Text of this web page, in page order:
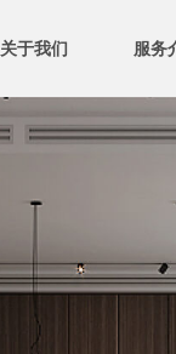
关于我们 服务